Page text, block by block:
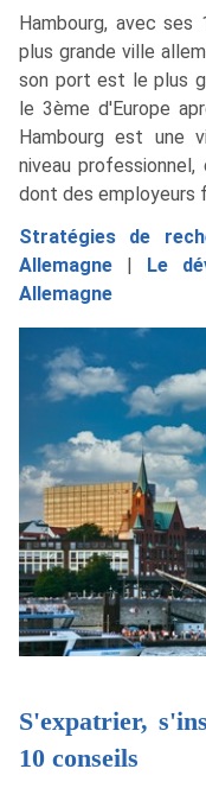
Hambourg, avec ses
plus grande ville
son port est le plus
le 3ème d'Europe
Hambourg est une
niveau
dont des employeurs
Stratégies de
Allemagne | Le
Allemagne
S'expatrier,
10 conseils